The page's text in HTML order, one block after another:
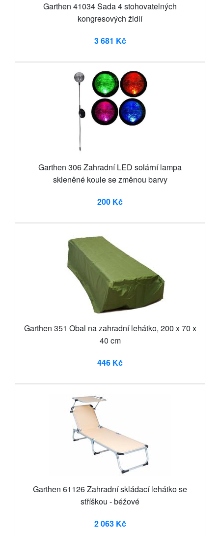
Garthen 41034 Sada 4 stohovatelných
kongresových židlí
3 681 Kč
Garthen 306 Zahradní LED solární lampa
skleněné koule se změnou barvy
200 Kč
Garthen 351 Obal na zahradní lehátko, 200 x 70 x
40 cm
446 Kč
Garthen 61126 Zahradní skládací lehátko se
stříškou - béžové
2 063 Kč